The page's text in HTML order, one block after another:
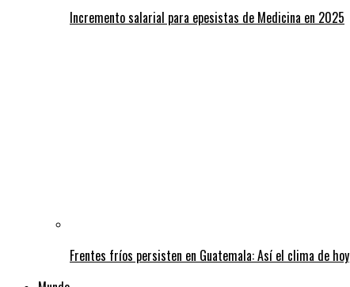
Incremento salarial para epesistas de Medicina en 2025
Frentes fríos persisten en Guatemala: Así el clima de hoy